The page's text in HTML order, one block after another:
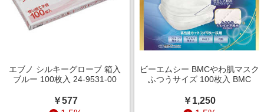
エブノ シルキーグローブ 箱入
ブルー 100枚入 24-9531-00
￥577
ビーエムシー BMCやわ肌マスク
ふつうサイズ 100枚入 BMC
￥1,250